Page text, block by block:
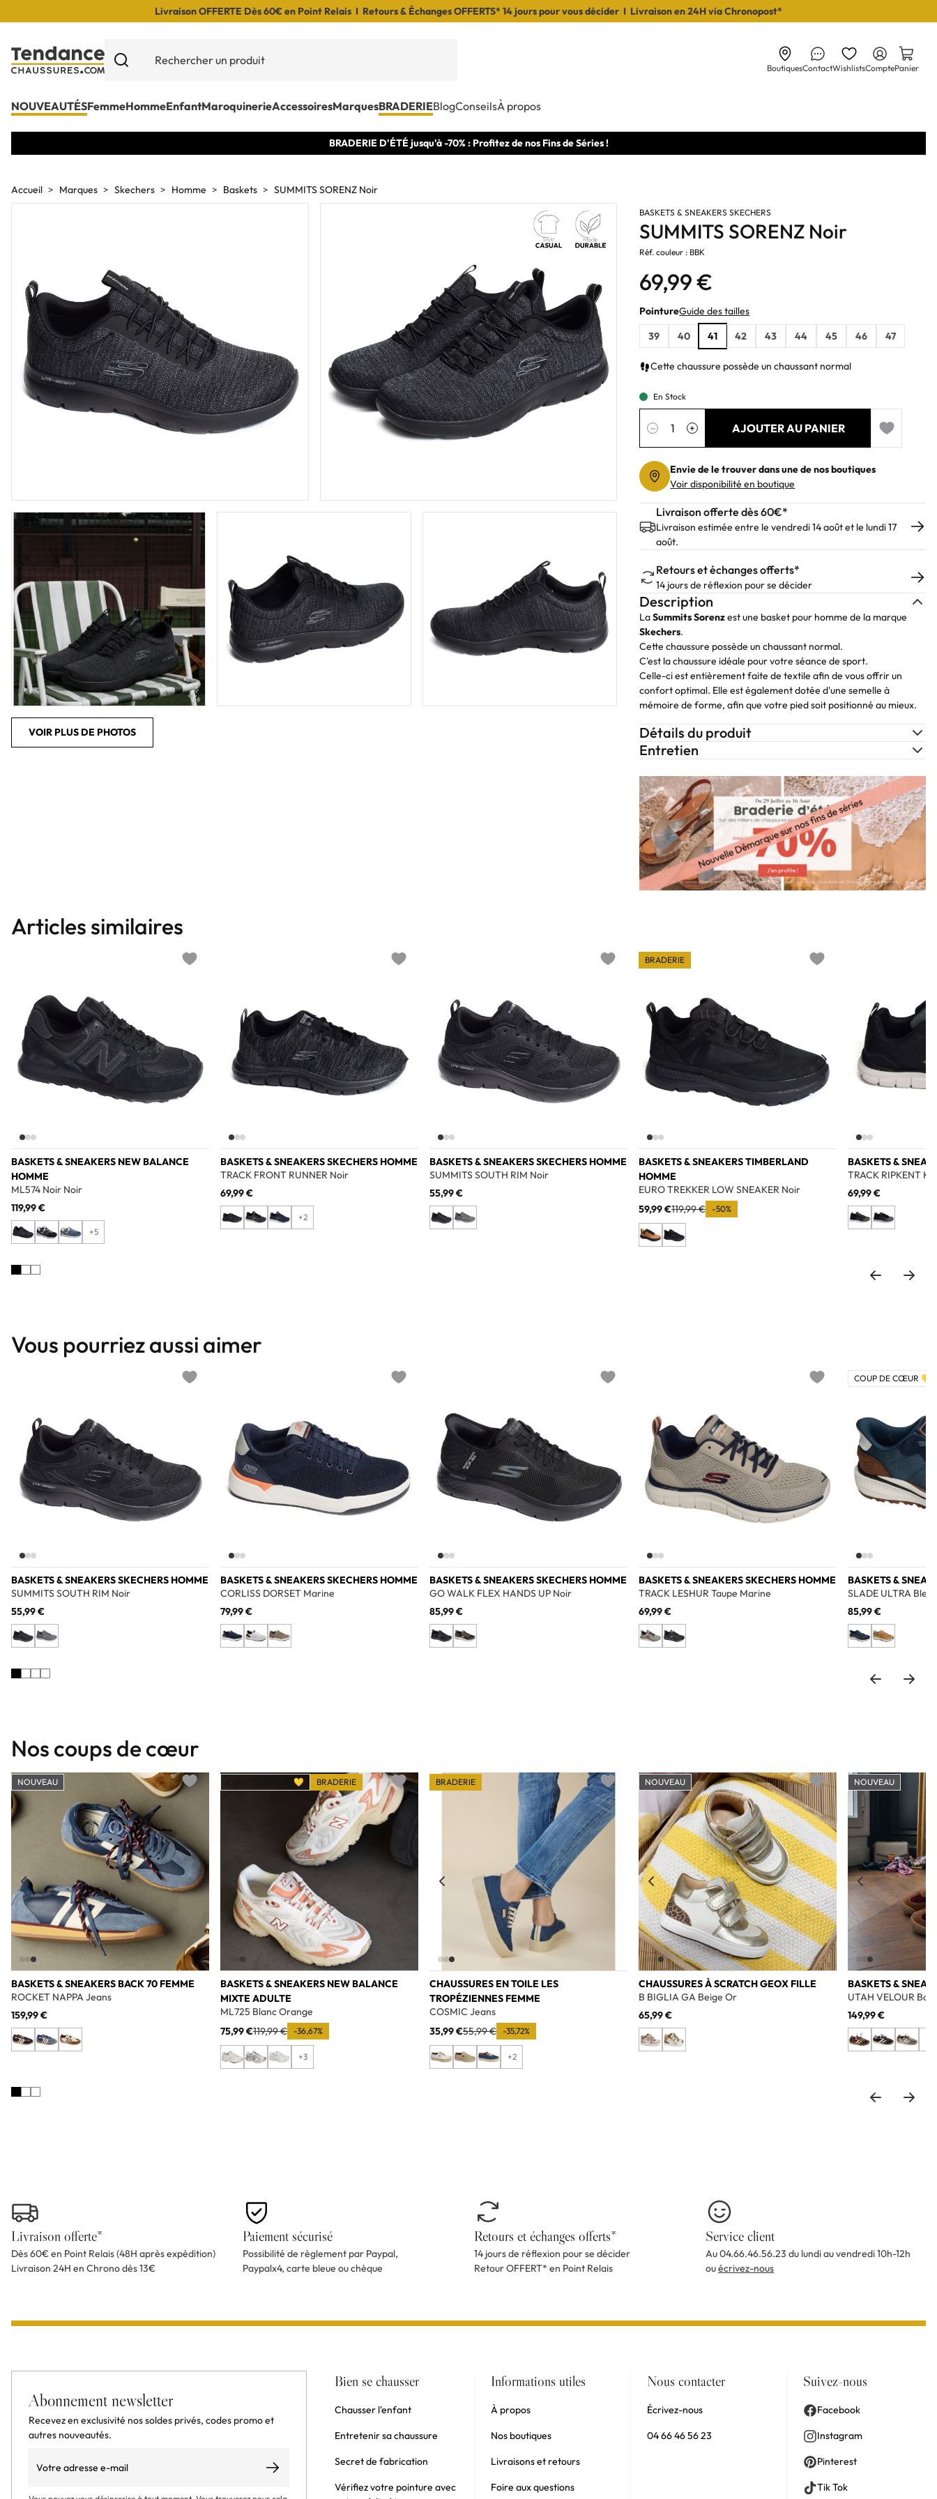
Livraison OFFERTE Dès 60€ en Point Relais I Retours & Échanges OFFERTS* 14 jours pour vous décider I Livraison en 24H via Chronopost*
BoutiquesContactWishlistsComptePanier
NOUVEAUTÉSFemmeHommeEnfantMaroquinerieAccessoiresMarquesBRADERIEBlogConseilsÀ propos
BRADERIE D'ÉTÉ jusqu'à -70% : Profitez de nos Fins de Séries !
Accueil Marques Skechers Homme Baskets SUMMITS SORENZ Noir
VOIR PLUS DE PHOTOS
BASKETS & SNEAKERS SKECHERS
SUMMITS SORENZ Noir
Réf. couleur : BBK
69,99 €
PointureGuide des tailles
39
40 41 42 43 44 45 46 47
Cette chaussure possède un chaussant normal
En Stock
− +
AJOUTER AU PANIER
Add to
Envie de le trouver dans une de nos boutiques
Voir disponibilité en boutique
Livraison offerte dès 60€*
Livraison estimée entre le vendredi 14 août et le lundi 17
août.
Retours et échanges offerts*
14 jours de réflexion pour se décider
Description
LaSummits Sorenzest une basket pour homme de la marque
Skechers.
Cette chaussure possède un chaussant normal.
C'est la chaussure idéale pour votre séance de sport.
Celle-ci est entièrement faite de textile afin de vous offrir un
confort optimal. Elle est également dotée d'une semelle à
mémoire de forme, afin que votre pied soit positionné au mieux.
Détails du produit
Entretien
Articles similaires
BASKETS & SNEAKERS NEW BALANCE
HOMME
ML574 Noir Noir
119,99 €
+5
BASKETS & SNEAKERS SKECHERS HOMME
TRACK FRONT RUNNER Noir
69,99 €
+2
BASKETS & SNEAKERS SKECHERS HOMME
SUMMITS SOUTH RIM Noir
55,99 €
BASKETS & SNEAKERS TIMBERLAND
HOMME
EURO TREKKER LOW SNEAKER Noir
59,99 €119,99 € -50%
BRADERIE
BASKETS &
TRACK RIPKENT
69,99 €
Vous pourriez aussi aimer
BASKETS & SNEAKERS SKECHERS HOMME
SUMMITS SOUTH RIM Noir
55,99 €
BASKETS & SNEAKERS SKECHERS HOMME
CORLISS DORSET Marine
79,99 €
BASKETS & SNEAKERS SKECHERS HOMME
GO WALK FLEX HANDS UP Noir
85,99 €
BASKETS & SNEAKERS SKECHERS HOMME
TRACK LESHUR Taupe Marine
69,99 €
BASKETS &
SLADE ULTRA Bleu
85,99 €
COUP DE CŒUR 💛
Nos coups de cœur
BASKETS & SNEAKERS BACK 70 FEMME
ROCKET NAPPA Jeans
159,99 €
NOUVEAU
Add to wishlist
BASKETS & SNEAKERS NEW BALANCE
MIXTE ADULTE
ML725 Blanc Orange
75,99 €119,99 € -36,67%
+3
COUP DE CŒUR 💛 BRADERIE
Add to wishlist
CHAUSSURES EN TOILE LES
TROPÉZIENNES FEMME
COSMIC Jeans
35,99 €55,99 € -35,72%
+2
BRADERIE
Add to wishlist
CHAUSSURES À SCRATCH GEOX FILLE
B BIGLIA GA Beige Or
65,99 €
NOUVEAU
Add to wishlist
BASKETS &
UTAH VELOUR
149,99 €
NOUVEAU
Livraison offerte*
Dès 60€ en Point Relais (48H après expédition)
Livraison 24H en Chrono dès 13€
Paiement sécurisé
Possibilité de règlement par Paypal,
Paypalx4, carte bleue ou chèque
Retours et échanges offerts*
14 jours de réflexion pour se décider
Retour OFFERT* en Point Relais
Service client
Au 04.66.46.56.23 du lundi au vendredi 10h-12h
ouécrivez-nous
Abonnement newsletter
Recevez en exclusivité nos soldes privés, codes promo et
autres nouveautés.
S’abonner
Bien se chausser
Chausser l'enfant
Entretenir sa chaussure
Secret de fabrication
Vérifiez votre pointure avec
Informations utiles
À propos
Nos boutiques
Livraisons et retours
Foire aux questions
Nous contacter
Écrivez-nous
04 66 46 56 23
Suivez-nous
Facebook
Instagram
Pinterest
Tik Tok